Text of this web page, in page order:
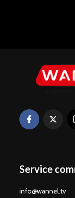
Service
info@wannel.tv